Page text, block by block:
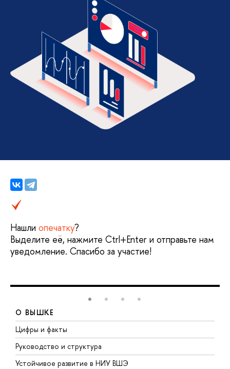
Нашли опечатку?
Выделите её, нажмите Ctrl+Enter и отправьте нам
уведомление. Спасибо за участие!
О ВЫШКЕ
Цифры и факты
Руководство и структура
Устойчивое развитие в НИУ ВШЭ